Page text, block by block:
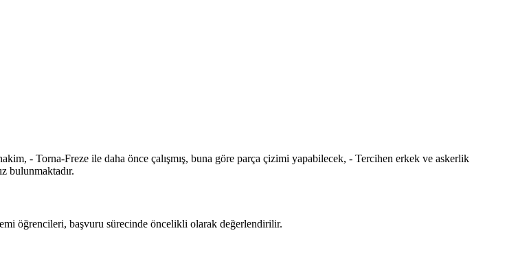
- Torna-Freze ile daha önce çalışmış, buna göre parça çizimi yapabilecek, - Tercihen erkek ve askerlik
bulunmaktadır.
öğrencileri, başvuru sürecinde öncelikli olarak değerlendirilir.